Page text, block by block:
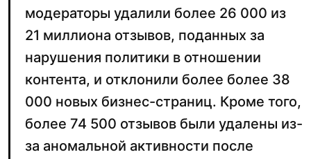
модераторы удалили более 26 000 из
21 миллиона отзывов, поданных за
нарушения политики в отношении
контента, и отклонили более более 38
000 новых бизнес-страниц. Кроме того,
более 74 500 отзывов были удалены из-
за аномальной активности после